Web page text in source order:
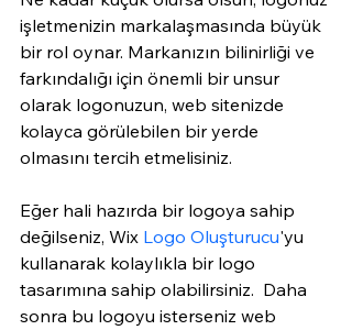
işletmenizin markalaşmasında büyük
bir rol oynar. Markanızın bilinirliği ve
farkındalığı için önemli bir unsur
olarak logonuzun, web sitenizde
kolayca görülebilen bir yerde
olmasını tercih etmelisiniz.
Eğer hali hazırda bir logoya sahip
değilseniz, Wix Logo Oluşturucu'yu
kullanarak kolaylıkla bir logo
tasarımına sahip olabilirsiniz.  Daha
sonra bu logoyu isterseniz web